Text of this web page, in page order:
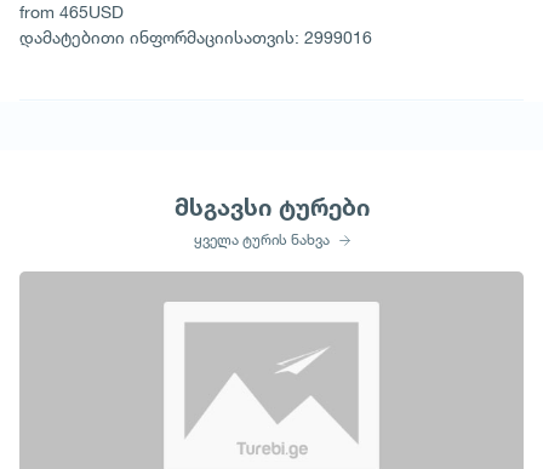
from 465USD
დამატებითი ინფორმაციისათვის: 2999016
მსგავსი ტურები
ყველა ტურის ნახვა